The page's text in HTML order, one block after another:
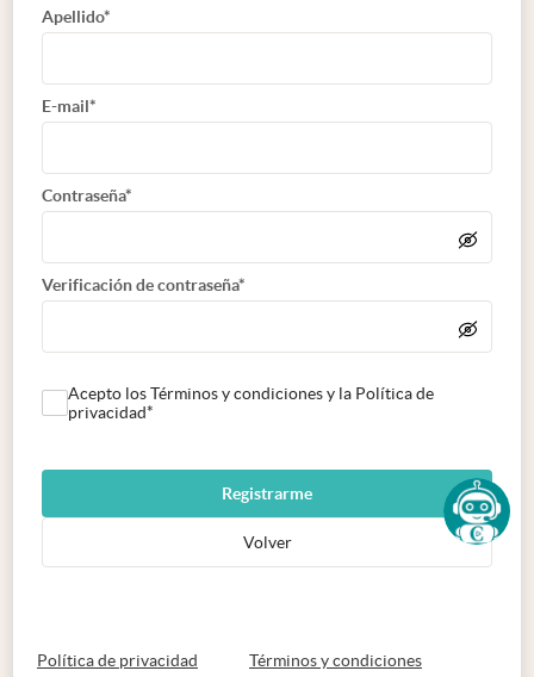
Apellido*
E-mail*
Contraseña*
Verificación de contraseña*
Acepto los Términos y condiciones y la Política de
privacidad*
Registrarme
Volver
Política de privacidad abre en nueva pestaña
Términos y condicionesabre en nueva